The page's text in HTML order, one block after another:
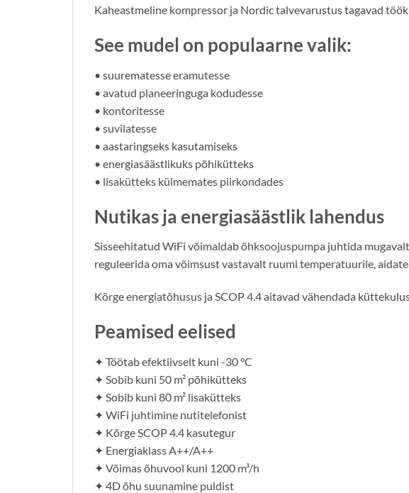
Kaheastmeline kompressor ja Nordic talvevarustus tagavad
See mudel on populaarne valik:
• suurematesse eramutesse
• avatud planeeringuga kodudesse
• kontoritesse
• suvilatesse
• aastaringseks kasutamiseks
• energiasäästlikuks põhikütteks
• lisakütteks külmemates piirkondades
Nutikas ja energiasäästlik lahendus
Sisseehitatud WiFi võimaldab õhksoojuspumpa juhtida
reguleerida oma võimsust vastavalt ruumi temperatuurile,
Kõrge energiatõhusus ja SCOP 4.4 aitavad vähendada
Peamised eelised
✦ Töötab efektiivselt kuni -30 °C
✦ Sobib kuni 50 m² põhikütteks
✦ Sobib kuni 80 m² lisakütteks
✦ WiFi juhtimine nutitelefonist
✦ Kõrge SCOP 4.4 kasutegur
✦ Energiaklass A++/A++
✦ Võimas õhuvool kuni 1200 m³/h
✦ 4D õhu suunamine puldist